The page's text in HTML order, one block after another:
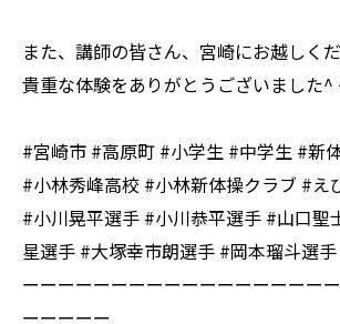
また、講師の皆さん、宮崎にお越しく
貴重な体験をありがとうございました^
#宮崎市 #高原町 #小学生 #中学生 #新
#小林秀峰高校 #小林新体操クラブ #え
#小川晃平選手 #小川恭平選手 #山口聖
星選手 #大塚幸市朗選手 #岡本瑠斗選手
ーーーーーーーーーーーーーーーーー
ーーーーー